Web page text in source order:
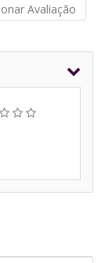
Avaliação